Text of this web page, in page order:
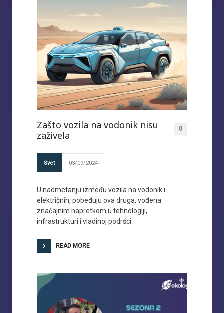
Zašto vozila na vodonik nisu
zaživela
0
Svet 03/09/2024
U nadmetanju između vozila na vodonik i
električnih, pobeđuju ova druga, vođena
značajnim napretkom u tehnologiji,
infrastrukturi i vladinoj podršci.
READ MORE